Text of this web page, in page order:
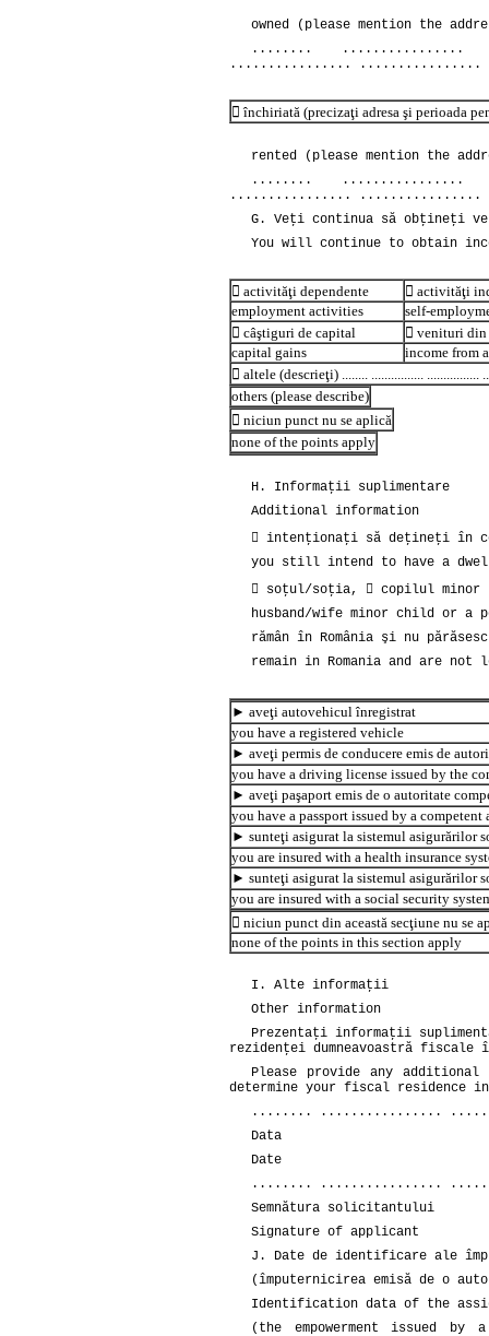
owned (please mention the
........ ................
................
 închiriată (precizaţi adresa şi perioada
rented (please mention the
........ ................
................
G. Veţi continua să obţineţi
You will continue to obtain
 activităţi dependente
 activităţi
employment activities
self-
 câştiguri de capital
 venituri
capital gains
income from
 altele (descrieţi) ........ ................ ................
others (please describe)
 niciun punct nu se aplică
none of the points apply
H. Informaţii suplimentare
Additional information
 intenţionaţi să deţineţi în
you still intend to have a
 soţul/soţia,  copilul minor
husband/wife minor child or a
rămân în România şi nu
remain in Romania and are
► aveţi autovehicul înregistrat
you have a registered vehicle
► aveţi permis de conducere emis de
you have a driving license issued by the
► aveţi paşaport emis de o autoritate
you have a passport issued by a
► sunteţi asigurat la sistemul asigurărilor
you are insured with a health insurance
► sunteţi asigurat la sistemul asigurărilor
you are insured with a social security
 niciun punct din această secţiune nu se
none of the points in this section apply
I. Alte informaţii
Other information
Prezentaţi informaţii
rezidenţei dumneavoastră fiscale
Please provide any
determine your fiscal residence in
........ ................
Data
Date
........ ................
Semnătura solicitantului
Signature of applicant
J. Date de identificare ale
(împuternicirea emisă de o
Identification data of the
(the empowerment issued